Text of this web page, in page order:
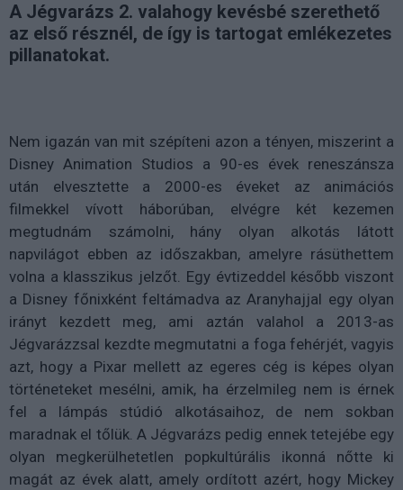
A Jégvarázs 2. valahogy kevésbé szerethető
az első résznél, de így is tartogat emlékezetes
pillanatokat.
Nem igazán van mit szépíteni azon a tényen, miszerint a
Disney Animation Studios a 90-es évek reneszánsza
után elvesztette a 2000-es éveket az animációs
filmekkel vívott háborúban, elvégre két kezemen
megtudnám számolni, hány olyan alkotás látott
napvilágot ebben az időszakban, amelyre rásüthettem
volna a klasszikus jelzőt. Egy évtizeddel később viszont
a Disney főnixként feltámadva az Aranyhajjal egy olyan
irányt kezdett meg, ami aztán valahol a 2013-as
Jégvarázzsal kezdte megmutatni a foga fehérjét, vagyis
azt, hogy a Pixar mellett az egeres cég is képes olyan
történeteket mesélni, amik, ha érzelmileg nem is érnek
fel a lámpás stúdió alkotásaihoz, de nem sokban
maradnak el tőlük. A Jégvarázs pedig ennek tetejébe egy
olyan megkerülhetetlen popkultúrális ikonná nőtte ki
magát az évek alatt, amely ordított azért, hogy Mickey